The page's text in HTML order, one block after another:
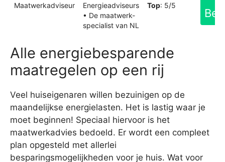
Maatwerkadviseur
Energieadviseurs
• De maatwerk-
specialist van NL
Top: 5/5
Alle energiebesparende
maatregelen op een rij
Veel huiseigenaren willen bezuinigen op de
maandelijkse energielasten. Het is lastig waar je
moet beginnen! Speciaal hiervoor is het
maatwerkadvies bedoeld. Er wordt een compleet
plan opgesteld met allerlei
besparingsmogelijkheden voor je huis. Wat voor